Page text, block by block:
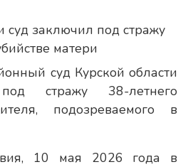
суд Курской области
стражу 38-летнего
подозреваемого в
10 мая 2026 года в